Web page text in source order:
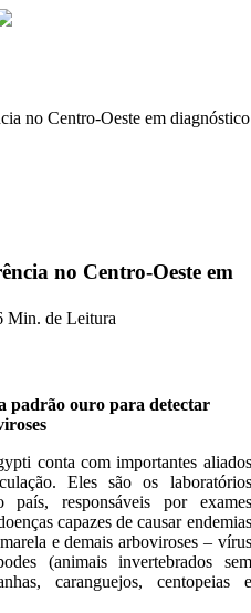
no Centro-Oeste em diagnóstico
no Centro-Oeste em
Min. de Leitura
padrão ouro para detectar
conta com importantes aliados
Eles são os laboratórios
responsáveis por exames
capazes de causar endemias
e demais arboviroses – vírus
(animais invertebrados sem
caranguejos, centopeias e